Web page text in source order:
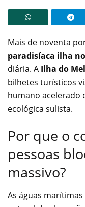
Mais de noventa
paradisíaca ilha
diária. A Ilha do Mel
bilhetes turísticos
humano acelerado
ecológica sulista.
Por que o
pessoas
massivo?
As águas